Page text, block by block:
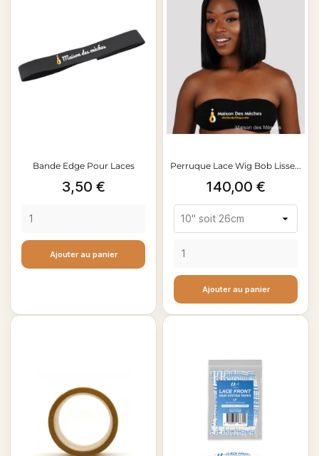
Bande Edge Pour Laces
Prix
3,50 €
Ajouter au panier
Perruque Lace Wig Bob Lisse...
Prix
140,00 €
Ajouter au panier